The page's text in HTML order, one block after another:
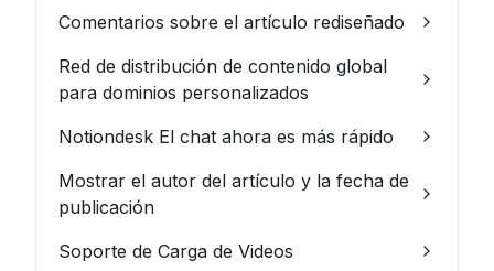
Comentarios sobre el artículo rediseñado
Red de distribución de contenido global
para dominios personalizados
Notiondesk El chat ahora es más rápido
Mostrar el autor del artículo y la fecha de
publicación
Soporte de Carga de Videos